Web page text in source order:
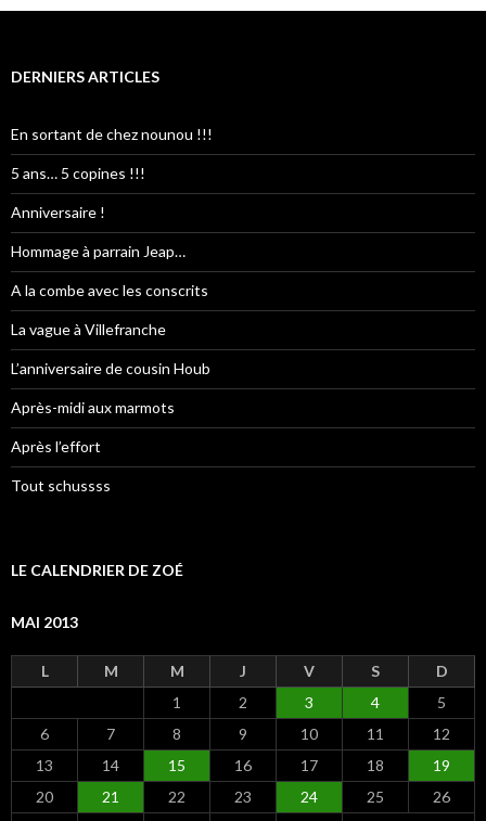
DERNIERS ARTICLES
En sortant de chez nounou !!!
5 ans… 5 copines !!!
Anniversaire !
Hommage à parrain Jeap…
A la combe avec les conscrits
La vague à Villefranche
L’anniversaire de cousin Houb
Après-midi aux marmots
Après l’effort
Tout schussss
LE CALENDRIER DE ZOÉ
MAI 2013
L M M J V S D
1 2 3 4
5
6
7 8 9 10 11
12
13
14 15 16 17 18
19
20
21 22 23 24 25
26